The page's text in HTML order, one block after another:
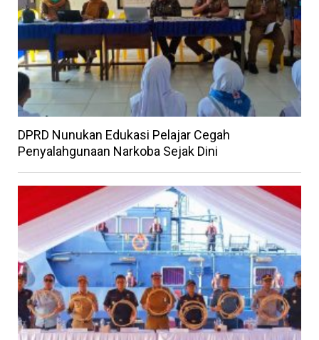
DPRD Nunukan Edukasi Pelajar Cegah
Penyalahgunaan Narkoba Sejak Dini